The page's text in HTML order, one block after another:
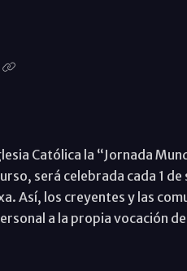
Católica la “Jornada
será celebrada cada 1
Así, los creyentes y las
a la propia vocación